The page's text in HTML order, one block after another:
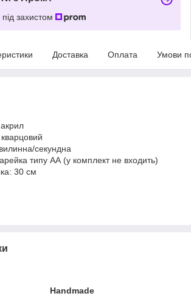
захистом
Доставка Оплата Умови
секундна
типу АА (у комплект не входить)
30 см
Handmade